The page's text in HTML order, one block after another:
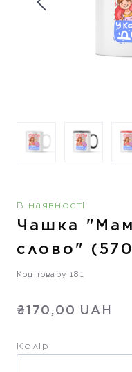
В наявності
Чашка
слово"
Код товару 181
₴170,00 UAH
Колір